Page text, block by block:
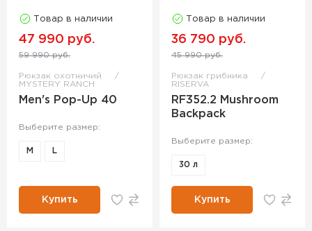
Товар в наличии
47 990 руб.
59 990 руб.
Рюкзак охотничий
MYSTERY RANCH
Men's Pop-Up 40
Выберите размер:
M L
Купить
Товар в наличии
36 790 руб.
45 990 руб.
Рюкзак грибника
RISERVA
RF352.2 Mushroom
Backpack
Выберите размер:
30 л
Купить